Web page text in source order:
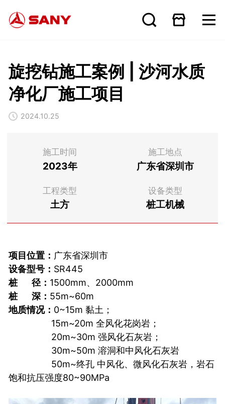
旋挖钻施工案例 | 沙河水质
净化厂施工项目
2024.10.25
施工时间
2023年
施工地点
广东省深圳市
工程类型
土方
设备类型
桩工机械
项目位置： 广东省深圳市
设备型号： SR445
桩 径： 1500mm、2000mm
桩 深： 55m~60m
地质情况： 0~15m 黏土；
15m~20m 全风化花岗岩；
20m~30m 强风化石灰岩；
30m~50m 溶洞和中风化石灰岩
50m~终孔 中风化、微风化石灰岩，岩石
饱和抗压强度80~90MPa